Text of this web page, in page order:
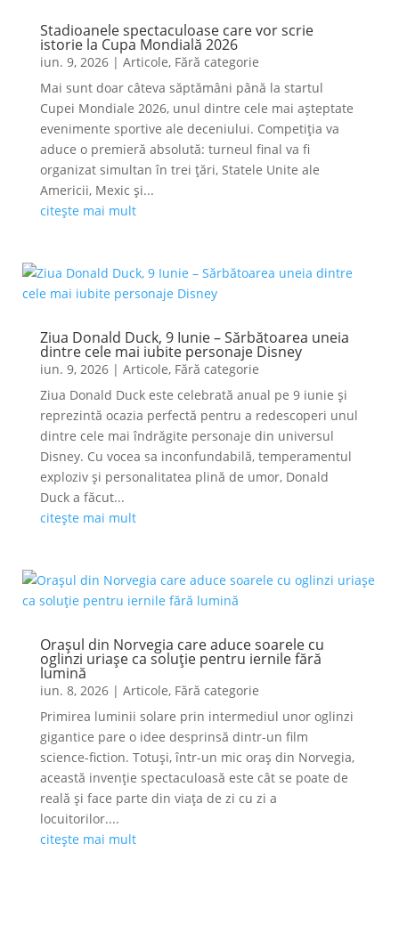
Stadioanele spectaculoase care vor scrie
istorie la Cupa Mondială 2026
iun. 9, 2026| Articole, Fără categorie
Mai sunt doar câteva săptămâni până la startul
Cupei Mondiale 2026, unul dintre cele mai așteptate
evenimente sportive ale deceniului. Competiția va
aduce o premieră absolută: turneul final va fi
organizat simultan în trei țări, Statele Unite ale
Americii, Mexic și...
citește mai mult
Ziua Donald Duck, 9 Iunie – Sărbătoarea uneia
dintre cele mai iubite personaje Disney
iun. 9, 2026| Articole, Fără categorie
Ziua Donald Duck este celebrată anual pe 9 iunie și
reprezintă ocazia perfectă pentru a redescoperi unul
dintre cele mai îndrăgite personaje din universul
Disney. Cu vocea sa inconfundabilă, temperamentul
exploziv și personalitatea plină de umor, Donald
Duck a făcut...
citește mai mult
Orașul din Norvegia care aduce soarele cu
oglinzi uriașe ca soluție pentru iernile fără
lumină
iun. 8, 2026| Articole, Fără categorie
Primirea luminii solare prin intermediul unor oglinzi
gigantice pare o idee desprinsă dintr-un film
science-fiction. Totuși, într-un mic oraș din Norvegia,
această invenție spectaculoasă este cât se poate de
reală și face parte din viața de zi cu zi a
locuitorilor....
citește mai mult